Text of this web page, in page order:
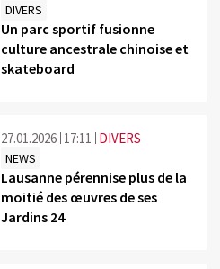
DIVERS
Un parc sportif fusionne
culture ancestrale chinoise et
skateboard
27.01.2026 17:11 DIVERS
NEWS
Lausanne pérennise plus de la
moitié des œuvres de ses
Jardins 24